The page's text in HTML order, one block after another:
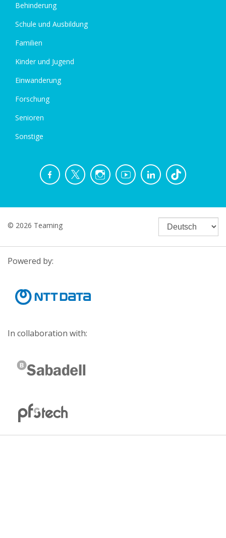
Behinderung
Schule und Ausbildung
Familien
Kinder und Jugend
Einwanderung
Forschung
Senioren
Sonstige
© 2026 Teaming
Powered by:
In collaboration with: